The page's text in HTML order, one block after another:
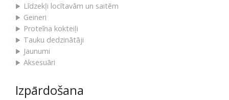
Līdzekļi locītavām un saitēm
Geineri
Proteīna kokteiļi
Tauku dedzinātāji
Jaunumi
Aksesuāri
Izpārdošana